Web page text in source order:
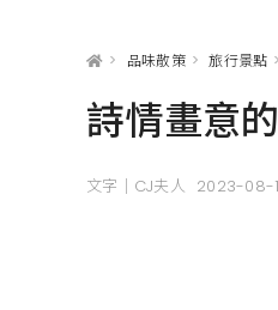
> 品味散策 > 旅行景點 >
詩情畫意
文字｜CJ夫人 2023-08-